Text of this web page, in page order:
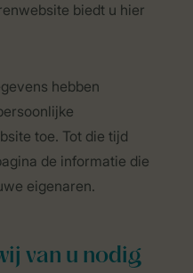
biedt u hier
hebben
toe. Tot die tijd
de informatie die
eigenaren.
van u nodig